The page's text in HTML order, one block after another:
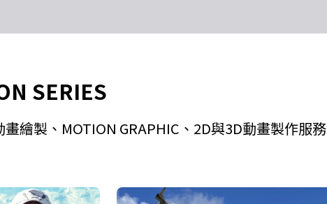
SERIES
繪製、MOTION GRAPHIC、2D與3D動畫製作服務